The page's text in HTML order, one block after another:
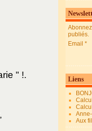
" !.
publiés.
Email
Liens
Aux